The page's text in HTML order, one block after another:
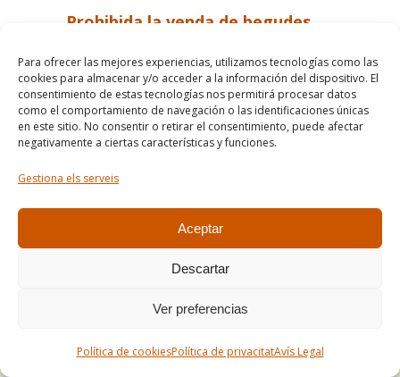
Para ofrecer las mejores experiencias, utilizamos tecnologías como las
cookies para almacenar y/o acceder a la información del dispositivo. El
consentimiento de estas tecnologías nos permitirá procesar datos
como el comportamiento de navegación o las identificaciones únicas
en este sitio. No consentir o retirar el consentimiento, puede afectar
negativamente a ciertas características y funciones.
Gestiona els serveis
Aceptar
Descartar
Ver preferencias
Política de cookiesPolítica de privacitatAvís Legal
Prohibida la venda de begudes
anys.
Mel i apicultura